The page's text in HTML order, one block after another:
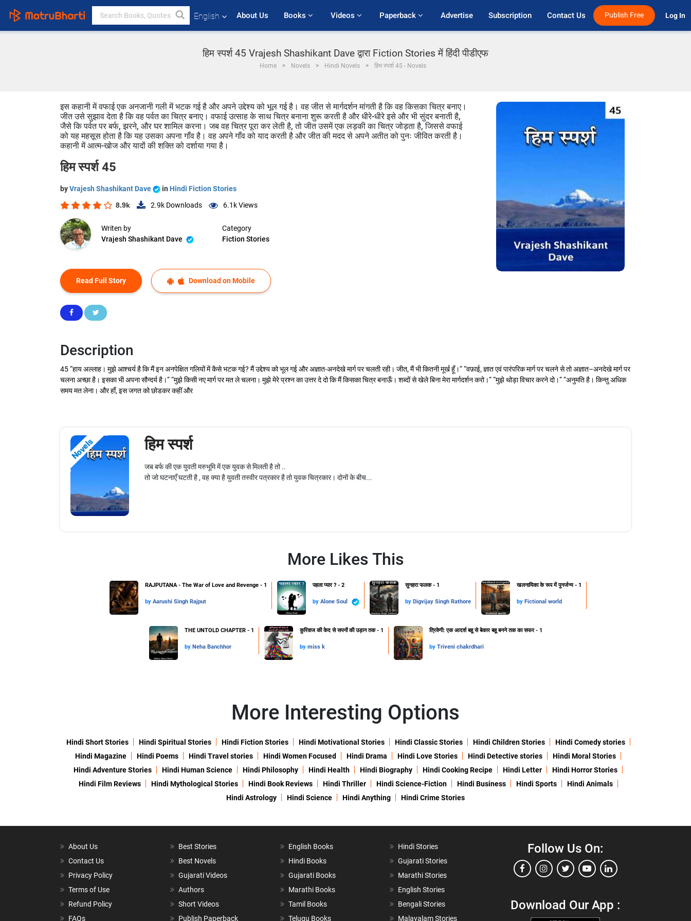
English About Us Books Videos Paperback Advertise Subscription Contact Us Publish Free Log In
हिम स्पर्श 45 Vrajesh Shashikant Dave द्वारा Fiction Stories में हिंदी पीडीएफ
Home Novels Hindi Novels हिम स्पर्श 45 - Novels
इस कहानी में वफाई एक अनजानी गली में भटक गई है और अपने उद्देश्य को भूल गई है। वह जीत से मार्गदर्शन मांगती है कि वह किसका चित्र बनाए।
जीत उसे सुझाव देता है कि वह पर्वत का चित्र बनाए। वफाई उत्साह के साथ चित्र बनाना शुरू करती है और धीरे-धीरे इसे और भी सुंदर बनाती है,
जैसे कि पर्वत पर बर्फ, झरने, और घर शामिल करना। जब वह चित्र पूरा कर लेती है, तो जीत उसमें एक लड़की का चित्र जोड़ता है, जिससे वफाई
को यह महसूस होता है कि यह उसका अपना गाँव है। वह अपने गाँव को याद करती है और जीत की मदद से अपने अतीत को पुनः जीवित करती है।
कहानी में आत्म-खोज और यादों की शक्ति को दर्शाया गया है।
हिम स्पर्श 45
byVrajesh Shashikant Dave in Hindi Fiction Stories
8.9k 2.9k Downloads 6.1kViews
Writen by
Vrajesh Shashikant Dave
Category
Fiction Stories
Read Full Story Download on Mobile
Description
45 “हाय अल्लाह। मुझे आश्चर्य है कि मैं इन अनपेक्षित गलियों में कैसे भटक गई? मैं उद्देश्य को भूल गई और अज्ञात-अनदेखे मार्ग पर चलती रही। जीत, मैं भी कितनी मूर्ख हूँ।“ “वफ़ाई, ज्ञात एवं पारंपरिक मार्ग पर चलने से तो अज्ञात–अनदेखे मार्ग पर
चलना अच्छा है। इसका भी अपना सौन्दर्य है।“ “मुझे किसी नए मार्ग पर मत ले चलना। मुझे मेरे प्रश्न का उत्तर दे दो कि मैं किसका चित्र बनाऊँ। शब्दों से खेले बिना मेरा मार्गदर्शन करो।“ “मुझे थोड़ा विचार करने दो।“ “अनुमति है। किन्तु अधिक
समय मत लेना। और हाँ, इस जगत को छोडकर कहीं और
Novels हिम स्पर्श
जब बर्फ की एक युवती मरुभूमि में एक युवक से मिलती है तो ..
तो जो घटनाएँ घटती है , वह क्या है युवती तस्वीर पत्रकार है तो युवक चित्रकार। दोनों के बीच...
More Likes This
RAJPUTANA - The War of Love and Revenge - 1
by Aarushi Singh Rajput
पहला प्यार ? - 2
by Alone Soul
सुनहरा फलक - 1
by Digvijay Singh Rathore
खलनायिका के रूप में पुनर्जन्म - 1
by Fictional world
THE UNTOLD CHAPTER - 1
by Neha Banchhor
कुरिवाज की केद से सपनों की उड़ान तक - 1
by miss k
त्रिवेणी: एक आदर्श बहू से बेकार बहू बनने तक का सफर - 1
by Triveni chakrdhari
More Interesting Options
Hindi Short Stories Hindi Spiritual Stories Hindi Fiction Stories Hindi Motivational Stories Hindi Classic Stories Hindi Children Stories
Hindi Comedy stories
Hindi Magazine
Hindi Poems Hindi Travel stories Hindi Women Focused Hindi Drama Hindi Love Stories Hindi Detective stories
Hindi Moral Stories
Hindi Adventure Stories
Hindi Human Science Hindi Philosophy Hindi Health Hindi Biography Hindi Cooking Recipe Hindi Letter
Hindi Horror Stories
Hindi Film Reviews
Hindi Mythological Stories Hindi Book Reviews Hindi Thriller Hindi Science-Fiction Hindi Business Hindi Sports
Hindi Animals
Hindi Astrology
Hindi Science Hindi Anything Hindi Crime Stories
About Us
Contact Us
Privacy Policy
Terms of Use
Refund Policy
FAQs
Best Stories
Best Novels
Gujarati Videos
Authors
Short Videos
Publish Paperback
English Books
Hindi Books
Gujarati Books
Marathi Books
Tamil Books
Telugu Books
Hindi Stories
Gujarati Stories
Marathi Stories
English Stories
Bengali Stories
Malayalam Stories
Follow Us On:
Download Our App :